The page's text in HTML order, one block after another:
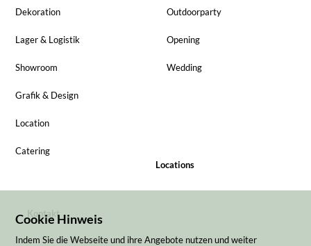
Dekoration
Lager & Logistik
Showroom
Grafik & Design
Location
Catering
Outdoorparty
Opening
Wedding
Locations
Kontakt
Cookie Hinweis
Indem Sie die Webseite und ihre Angebote nutzen und weiter